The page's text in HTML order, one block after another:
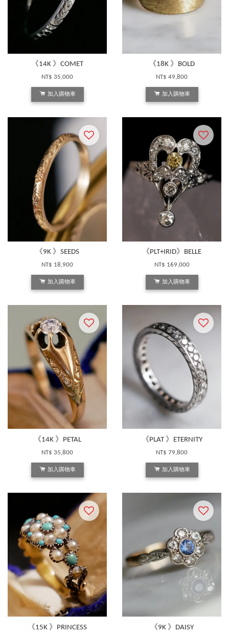
《14K 》COMET
NT$ 35,000
加入購物車
《18K 》BOLD
NT$ 49,800
加入購物車
《9K 》SEEDS
NT$ 18,900
加入購物車
《PLT+IRID》BELLE
NT$ 169,000
加入購物車
《14K 》PETAL
NT$ 35,800
加入購物車
《PLAT 》ETERNITY
NT$ 79,800
加入購物車
《15K 》PRINCESS 《9K 》DAISY